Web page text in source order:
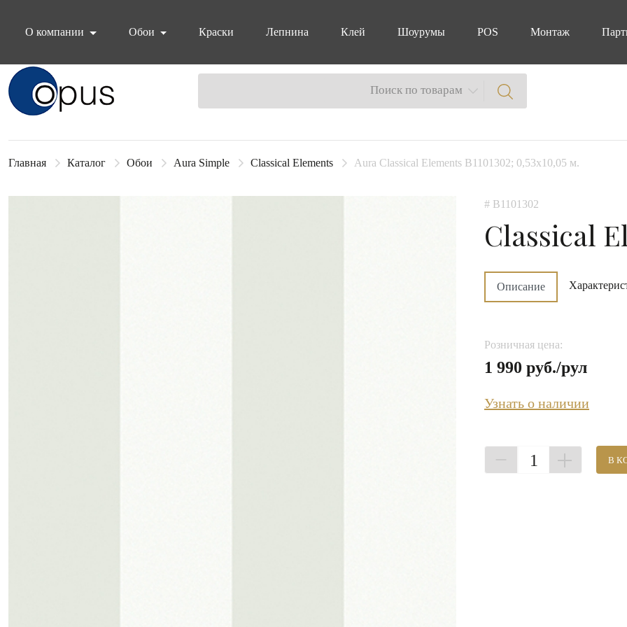
О компании
Обои Краски Лепнина Клей Шоурумы POS Монтаж
Блок поиска Поиск по товарам
Главная Каталог Обои Aura Simple Classical Elements Aura Classical Elements B1101302; 0,53x10,05 м.
# B1101302
Classical
Описание
Розничная цена:
1 990 руб./рул
Узнать о наличии
1 В